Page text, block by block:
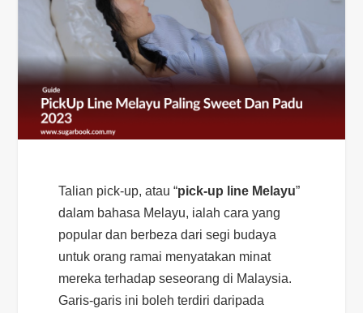
Talian pick-up, atau “pick-up line Melayu”
dalam bahasa Melayu, ialah cara yang
popular dan berbeza dari segi budaya
untuk orang ramai menyatakan minat
mereka terhadap seseorang di Malaysia.
Garis-garis ini boleh terdiri daripada